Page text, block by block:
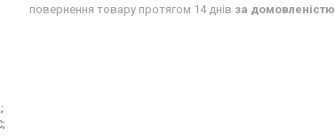
повернення товару протягом 14 днів за домовленістю